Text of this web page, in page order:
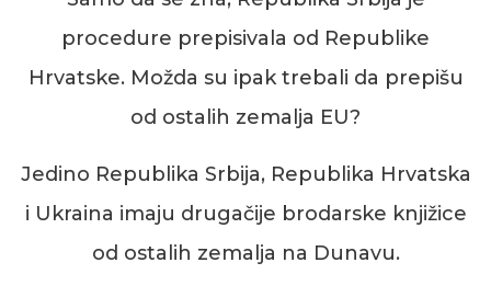
procedure prepisivala od Republike
Hrvatske. Možda su ipak trebali da prepišu
od ostalih zemalja EU?
Jedino Republika Srbija, Republika Hrvatska
i Ukraina imaju drugačije brodarske knjižice
od ostalih zemalja na Dunavu.